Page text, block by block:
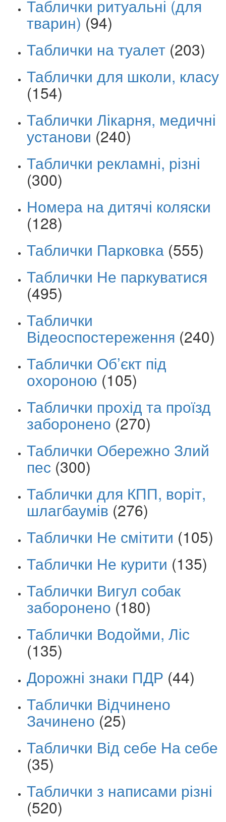
Таблички ритуальні (для
тварин) (94)
Таблички на туалет (203)
Таблички для школи, класу
(154)
Таблички Лікарня, медичні
установи (240)
Таблички рекламні, різні
(300)
Номера на дитячі коляски
(128)
Таблички Парковка (555)
Таблички Не паркуватися
(495)
Таблички
Відеоспостереження (240)
Таблички Об’єкт під
охороною (105)
Таблички прохід та проїзд
заборонено (270)
Таблички Обережно Злий
пес (300)
Таблички для КПП, воріт,
шлагбаумів (276)
Таблички Не смітити (105)
Таблички Не курити (135)
Таблички Вигул собак
заборонено (180)
Таблички Водойми, Ліс
(135)
Дорожні знаки ПДР (44)
Таблички Відчинено
Зачинено (25)
Таблички Від себе На себе
(35)
Таблички з написами різні
(520)